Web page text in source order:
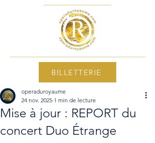
BILLETTERIE
Mise à jour : REPORT du
concert Duo Étrange
operaduroyaume
24 nov. 2025 1 min de lecture